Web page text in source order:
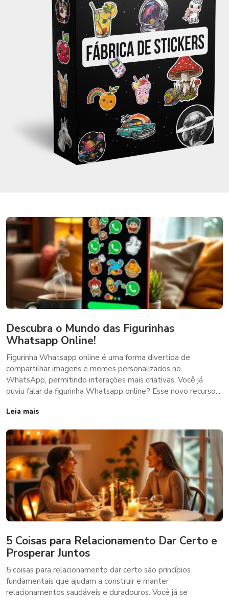
Descubra o Mundo das Figurinhas
Whatsapp Online!
Figurinha Whatsapp online é uma forma divertida de
compartilhar imagens e memes personalizados no
WhatsApp, permitindo interações mais criativas. Você já
ouviu falar da figurinha Whatsapp online? Esse novo recurso...
Leia mais
5 Coisas para Relacionamento Dar Certo e
Prosperar Juntos
5 coisas para relacionamento dar certo são princípios
fundamentais que ajudam a construir e manter
relacionamentos saudáveis e duradouros. Você já se